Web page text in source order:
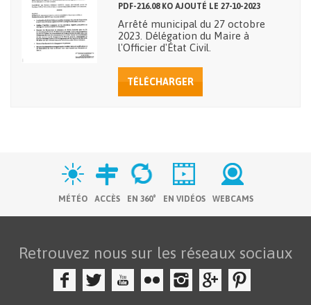
PDF-216.08 KO AJOUTÉ LE 27-10-2023
Arrêté municipal du 27 octobre
2023. Délégation du Maire à
l'Officier d'État Civil.
TÉLÉCHARGER
MÉTÉO ACCÈS EN 360° EN VIDÉOS WEBCAMS
Retrouvez nous sur les réseaux sociaux